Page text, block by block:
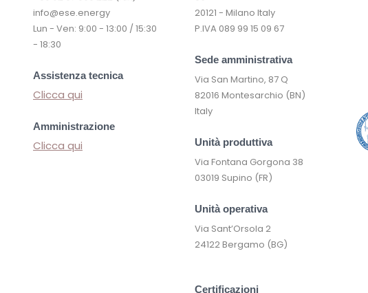
info@ese.energy
Lun - Ven: 9:00 - 13:00 / 15:30
- 18:30
Assistenza tecnica
Clicca qui
Amministrazione
Clicca qui
20121 - Milano Italy
P.IVA 089 99 15 09 67
Sede amministrativa
Via San Martino, 87 Q
82016 Montesarchio (BN)
Italy
Unità produttiva
Via Fontana Gorgona 38
03019 Supino (FR)
Unità operativa
Via Sant’Orsola 2
24122 Bergamo (BG)
Certificazioni